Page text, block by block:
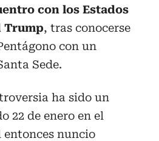
con los Estados
Trump, tras conocerse
con un
Sede.
ha sido un
22 de enero en el
entonces nuncio